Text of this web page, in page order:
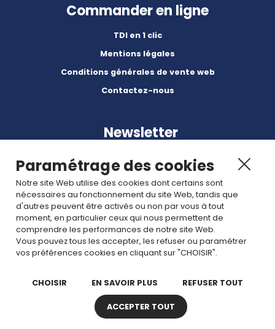
Commander en ligne
TDI en 1 clic
Mentions légales
Conditions générales de vente web
Contactez-nous
Newsletter
Abonnez-vous à nos dernières nouvelles et articles.
Rejoignez nous
Copyright © 2026 TDI. Tous droits réservés. -
Paramétrage des cookies
Notre site Web utilise des cookies dont certains sont
nécessaires au fonctionnement du site Web, tandis que
d'autres peuvent être activés ou non par vous à tout
moment, en particulier ceux qui nous permettent de
comprendre les performances de notre site Web.
Vous pouvez tous les accepter, les refuser ou paramétrer
vos préférences cookies en cliquant sur "CHOISIR".
CHOISIR EN SAVOIR PLUS REFUSER TOUT
ACCEPTER TOUT